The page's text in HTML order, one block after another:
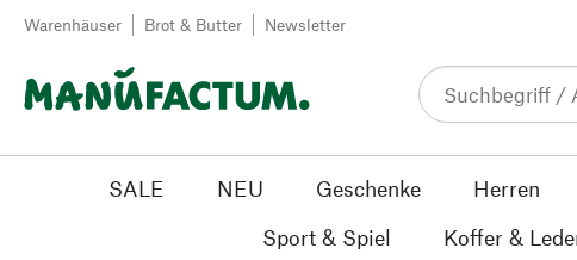
Zum Inhalt springen
Warenhäuser Brot & Butter Newsletter
SALE NEU Geschenke Herren
Sport & Spiel
Koffer &